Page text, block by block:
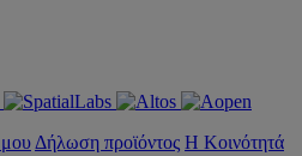
Δήλωση προϊόντος Η Κοινότητά